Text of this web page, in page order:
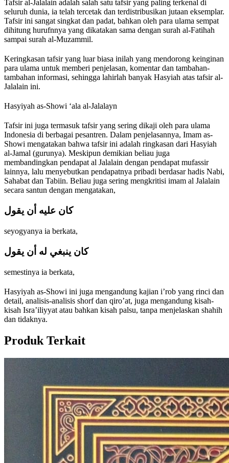
Tafsir al-Jalalain adalah salah satu tafsir yang paling terkenal di
seluruh dunia, ia telah tercetak dan terdistribusikan jutaan eksemplar.
Tafsir ini sangat singkat dan padat, bahkan oleh para ulama sempat
dihitung hurufnnya yang dikatakan sama dengan surah al-Fatihah
sampai surah al-Muzammil.
Keringkasan tafsir yang luar biasa inilah yang mendorong keinginan
para ulama untuk memberi penjelasan, komentar dan tambahan-
tambahan informasi, sehingga lahirlah banyak Hasyiah atas tafsir al-
Jalalain ini.
Hasyiyah as-Showi ‘ala al-Jalalayn
Tafsir ini juga termasuk tafsir yang sering dikaji oleh para ulama
Indonesia di berbagai pesantren. Dalam penjelasannya, Imam as-
Showi mengatakan bahwa tafsir ini adalah ringkasan dari Hasyiah
al-Jamal (gurunya). Meskipun demikian beliau juga
membandingkan pendapat al Jalalain dengan pendapat mufassir
lainnya, lalu menyebutkan pendapatnya pribadi berdasar hadis Nabi,
Sahabat dan Tabiin. Beliau juga sering mengkritisi imam al Jalalain
secara santun dengan mengatakan,
كان عليه أن يقول
seyogyanya ia berkata,
كان ينبغي له أن يقول
semestinya ia berkata,
Hasyiyah as-Showi ini juga mengandung kajian i’rob yang rinci dan
detail, analisis-analisis shorf dan qiro’at, juga mengandung kisah-
kisah Isra’iliyyat atau bahkan kisah palsu, tanpa menjelaskan shahih
dan tidaknya.
Produk Terkait